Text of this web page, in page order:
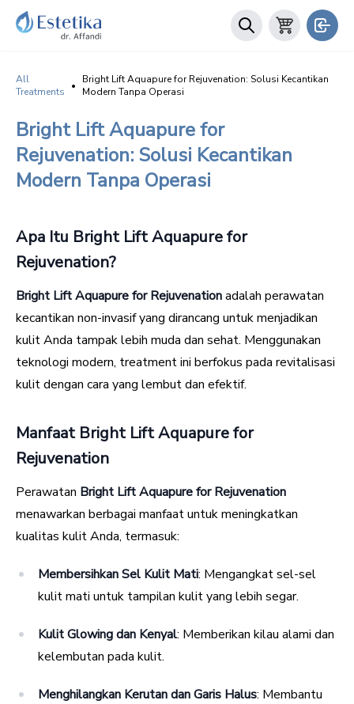
All
Treatments
•
Bright Lift Aquapure for Rejuvenation: Solusi Kecantikan
Modern Tanpa Operasi
Bright Lift Aquapure for
Rejuvenation: Solusi Kecantikan
Modern Tanpa Operasi
Apa Itu Bright Lift Aquapure for
Rejuvenation?
Bright Lift Aquapure for Rejuvenationadalah perawatan
kecantikan non-invasif yang dirancang untuk menjadikan
kulit Anda tampak lebih muda dan sehat. Menggunakan
teknologi modern, treatment ini berfokus pada revitalisasi
kulit dengan cara yang lembut dan efektif.
Manfaat Bright Lift Aquapure for
Rejuvenation
Perawatan Bright Lift Aquapure for Rejuvenation
menawarkan berbagai manfaat untuk meningkatkan
kualitas kulit Anda, termasuk:
Membersihkan Sel Kulit Mati: Mengangkat sel-sel
kulit mati untuk tampilan kulit yang lebih segar.
Kulit Glowing dan Kenyal: Memberikan kilau alami dan
kelembutan pada kulit.
Menghilangkan Kerutan dan Garis Halus: Membantu